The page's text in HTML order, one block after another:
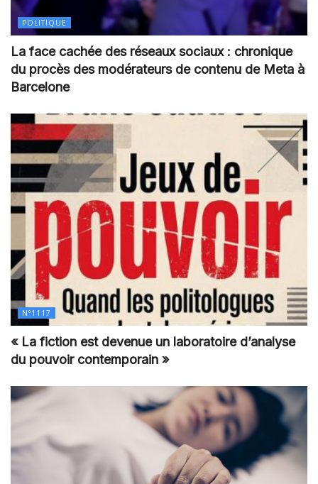
POLITIQUE
La face cachée des réseaux sociaux : chronique
du procès des modérateurs de contenu de Meta à
Barcelone
N°1117
« La fiction est devenue un laboratoire d’analyse
du pouvoir contemporain »